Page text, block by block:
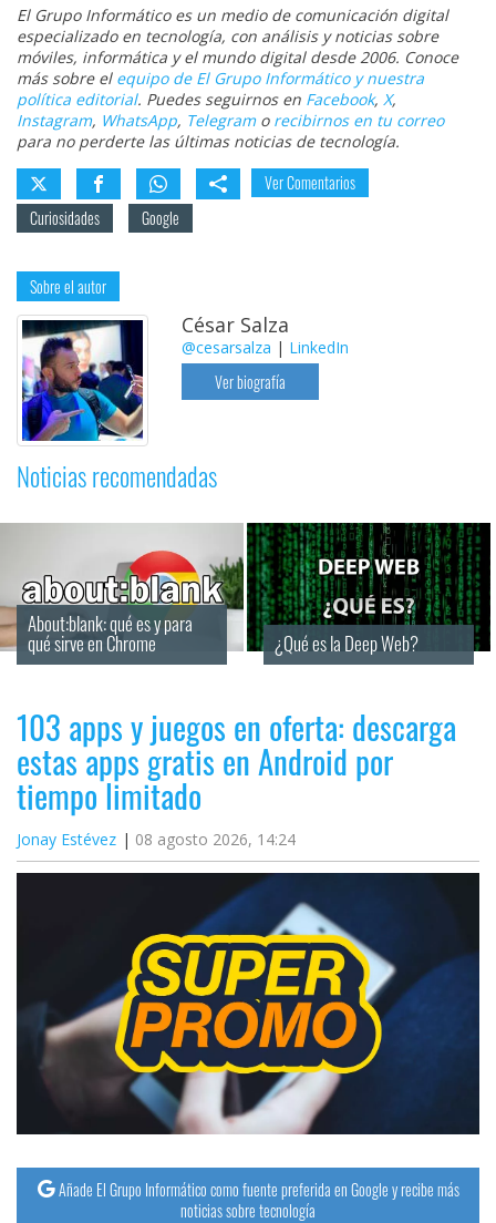
El Grupo Informático es un medio de comunicación digital
especializado en tecnología, con análisis y noticias sobre
móviles, informática y el mundo digital desde 2006. Conoce
más sobre el equipo de El Grupo Informático y nuestra
política editorial. Puedes seguirnos en Facebook, X,
Instagram, WhatsApp, Telegramo recibirnos en tu correo
para no perderte las últimas noticias de tecnología.
Ver Comentarios
Curiosidades
Google
Sobre el autor
César Salza
@cesarsalza | LinkedIn
Ver biografía
Noticias recomendadas
About:blank: qué es y para
qué sirve en Chrome ¿Qué es la Deep Web?
103 apps y juegos en oferta: descarga
estas apps gratis en Android por
tiempo limitado
Jonay Estévez 08 agosto 2026, 14:24
Añade El Grupo Informático como fuente preferida en Google y recibe más
noticias sobre tecnología